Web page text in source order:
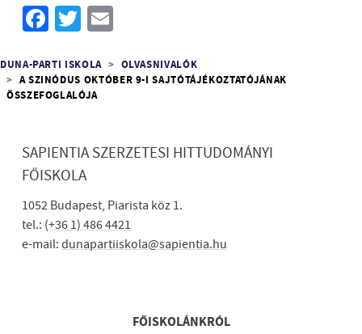
Facebook
Twitter
Morzsa
DUNA-PARTI ISKOLA
OLVASNIVALÓK
A SZINÓDUS OKTÓBER 9-I SAJTÓTÁJÉKOZTATÓJÁNAK
ÖSSZEFOGLALÓJA
SAPIENTIA SZERZETESI HITTUDOMÁNYI
FŐISKOLA
1052 Budapest, Piarista köz 1.
tel.: (+36 1) 486 4421
e-mail: dunapartiiskola@sapientia.hu
Lábléc gyorsFŐISKOLÁNKRÓL